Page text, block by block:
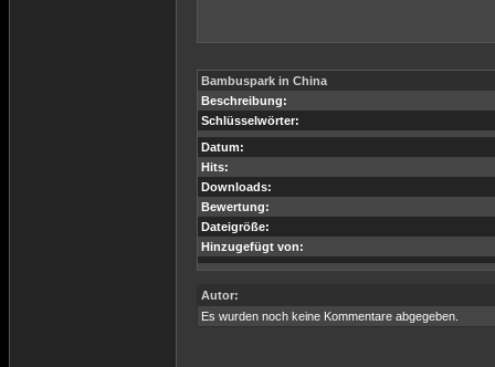
Bambuspark in China
Beschreibung:
Schlüsselwörter:
Datum:
Hits:
Downloads:
Bewertung:
Dateigröße:
Hinzugefügt von:
Autor:
Es wurden noch keine Kommentare abgegeben.